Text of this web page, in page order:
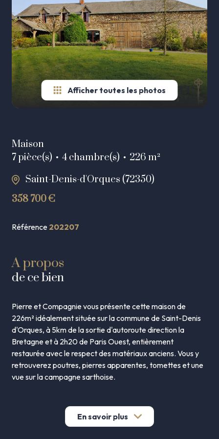
Autres
biens
ESTIMATION
ALERTE
E-MAIL
CONTACT
Afficher toutes les photos
Maison
7 pièce(s)
4 chambre(s)
226 m²
Saint-Denis-d'Orques (72350)
358 700 €
Référence 202207
A propos
de ce bien
Pierre et Compagnie vous présente cette maison de
226m² idéalement située sur la commune de Saint-Denis
d'Orques, à 5km de la sortie d'autoroute direction la
Bretagne et à 2h20 de Paris Ouest, entièrement
restaurée avec le respect des matériaux anciens. Vous y
retrouverez poutres, pierres apparentes, tomettes et une
vue sur la campagne sarthoise.
sont volumineuses et rendent la maison très agréable à
vivre. Vous y trouverez aussi une chambre avec sa salle
En savoir plus